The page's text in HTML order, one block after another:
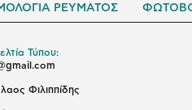
ΡΕΥΜΑΤΟΣ
Τύπου:
Φιλιππίδης